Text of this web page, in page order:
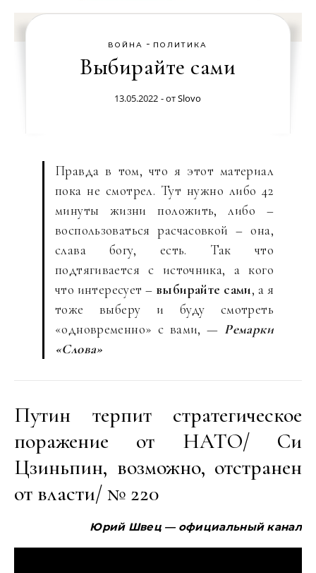
ВОЙНА - ПОЛИТИКА
Выбирайте сами
13.05.2022 - отSlovo
Правда в том, что я этот материал
пока не смотрел. Тут нужно либо 42
минуты жизни положить, либо –
воспользоваться расчасовкой – она,
слава богу, есть. Так что
подтягивается с источника, а кого
что интересует – выбирайте сами, а я
тоже выберу и буду смотреть
«одновременно» с вами, — Ремарки
«Слова»
Путин терпит стратегическое
поражение от НАТО/ Си
Цзиньпин, возможно, отстранен
от власти/ № 220
Юрий Швец — официальный канал